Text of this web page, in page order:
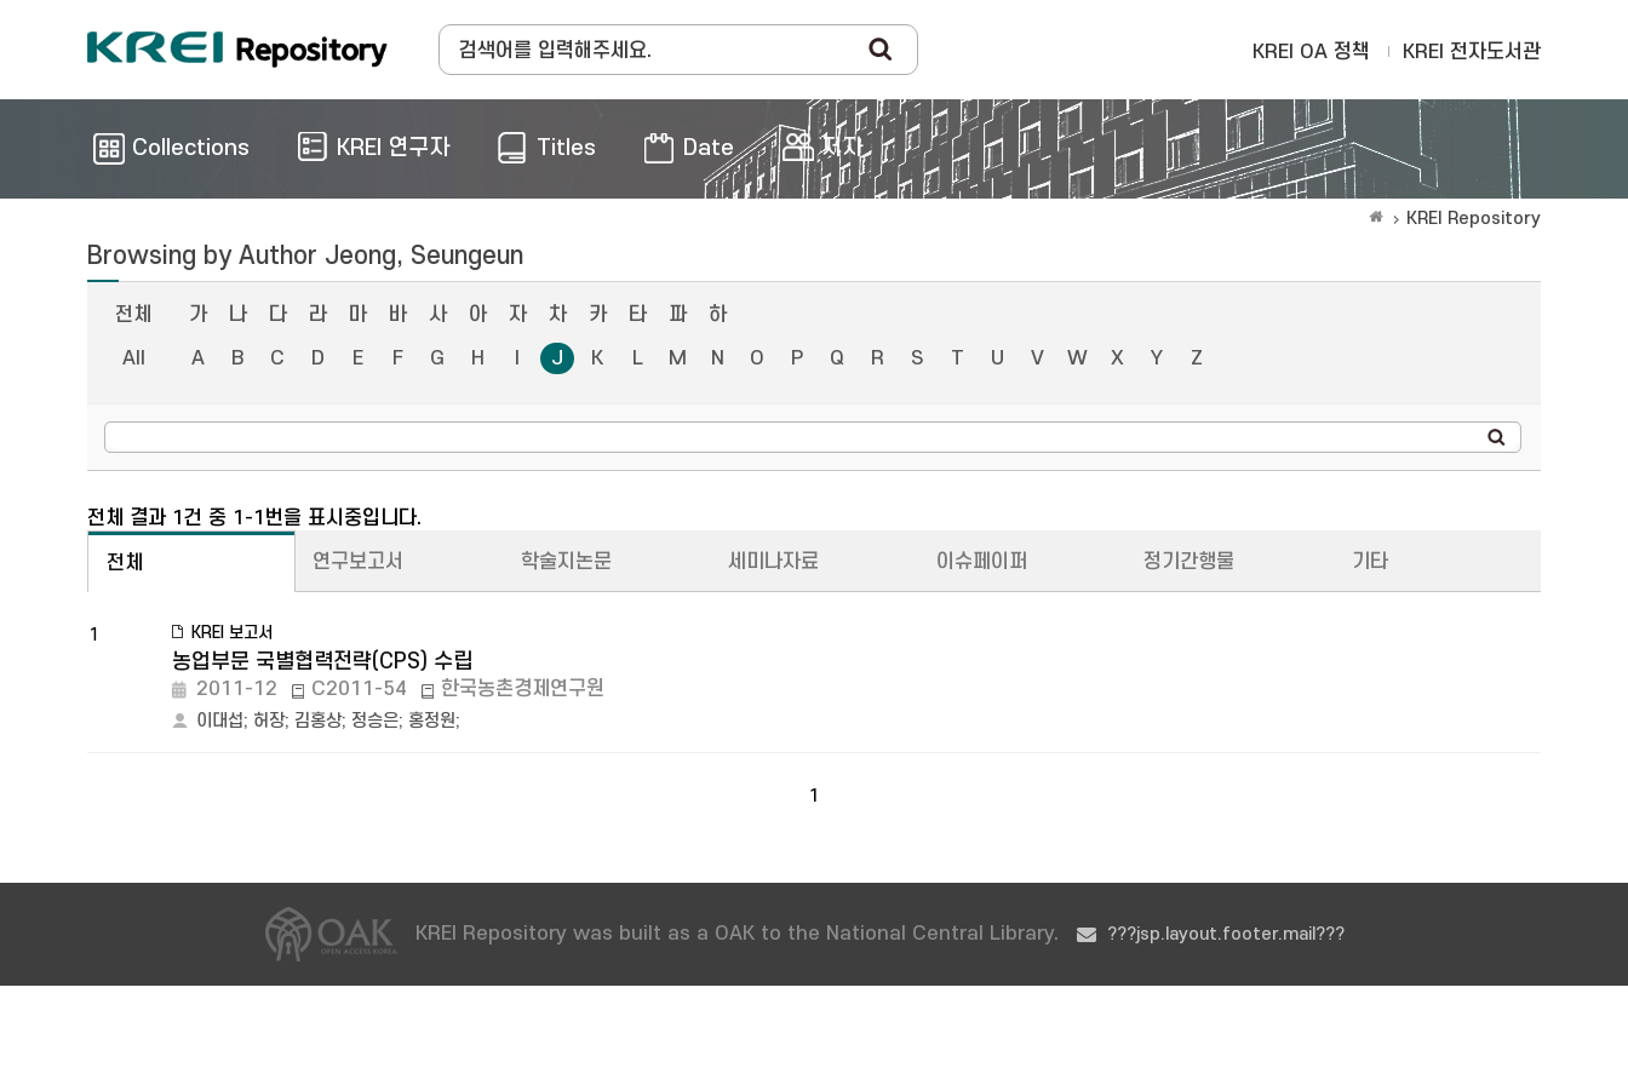
KREI OA 정책 KREI 전자도서관
Collections KREI 연구자 Titles Date 저자
KREI Repository
Browsing by Author Jeong, Seungeun
전체 가 나 다 라 마 바 사 아 자 차 카 타 파
하
All
A B C D E F G H J K L M N O P Q R S T U V W X Y Z
전체 결과 1건 중 1-1번을 표시중입니다.
전체 연구보고서 학술지논문 세미나자료 이슈페이퍼 정기간행물 기타
1 KREI 보고서
농업부문 국별협력전략(CPS) 수립
2011-12 C2011-54 한국농촌경제연구원
이대섭; 허장; 김홍상; 정승은; 홍정원;
1
KREI Repository was built as a OAK to the National Central Library. ???jsp.layout.footer.mail???